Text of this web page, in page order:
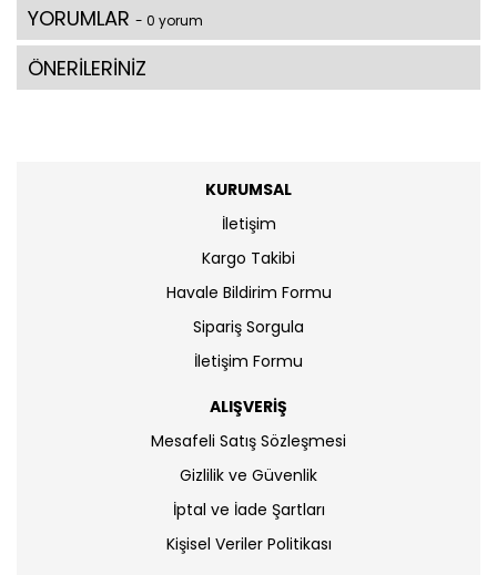
YORUMLAR - 0 yorum
ÖNERİLERİNİZ
KURUMSAL
İletişim
Kargo Takibi
Havale Bildirim Formu
Sipariş Sorgula
İletişim Formu
ALIŞVERİŞ
Mesafeli Satış Sözleşmesi
Gizlilik ve Güvenlik
İptal ve İade Şartları
Kişisel Veriler Politikası